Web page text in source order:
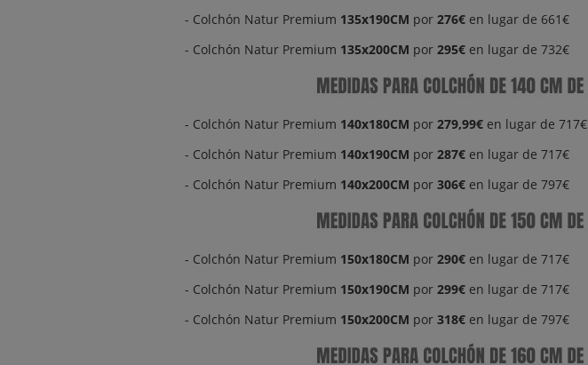
- Colchón Natur Premium 135x190CM por 276€ en lugar de 661€
- Colchón Natur Premium 135x200CM por 295€ en lugar de 732€
- Colchón Natur Premium 140x180CM por 279,99€ en lugar de 717€
- Colchón Natur Premium 140x190CM por 287€ en lugar de 717€
- Colchón Natur Premium 140x200CM por 306€ en lugar de 797€
- Colchón Natur Premium 150x180CM por 290€ en lugar de 717€
- Colchón Natur Premium 150x190CM por 299€ en lugar de 717€
- Colchón Natur Premium 150x200CM por 318€ en lugar de 797€